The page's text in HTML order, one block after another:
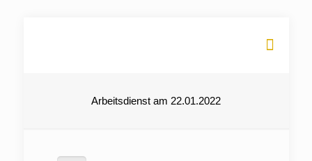
Arbeitsdienst am 22.01.2022